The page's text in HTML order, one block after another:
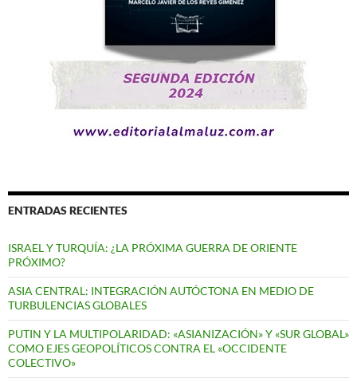
ENTRADAS RECIENTES
ISRAEL Y TURQUÍA: ¿LA PRÓXIMA GUERRA DE ORIENTE
PRÓXIMO?
ASIA CENTRAL: INTEGRACIÓN AUTÓCTONA EN MEDIO DE
TURBULENCIAS GLOBALES
PUTIN Y LA MULTIPOLARIDAD: «ASIANIZACIÓN» Y «SUR GLOBAL»
COMO EJES GEOPOLÍTICOS CONTRA EL «OCCIDENTE
COLECTIVO»